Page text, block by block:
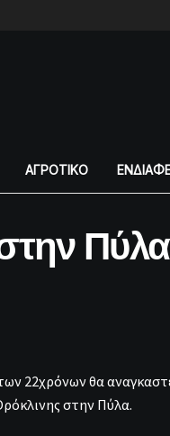
ΑΓΡΟΤΙΚΟ
22χρόνων θα
στην Πύλα.